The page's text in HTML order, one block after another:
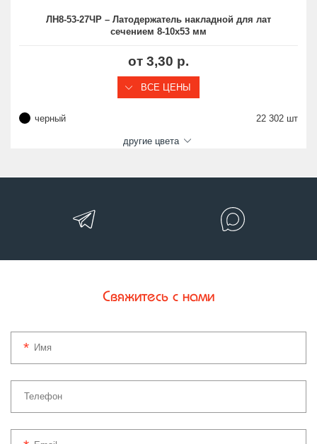
ЛН8-53-27ЧР – Латодержатель накладной для лат
сечением 8-10х53 мм
от 3,30 р.
ВСЕ ЦЕНЫ
черный 22 302 шт
другие цвета
Свяжитесь с нами